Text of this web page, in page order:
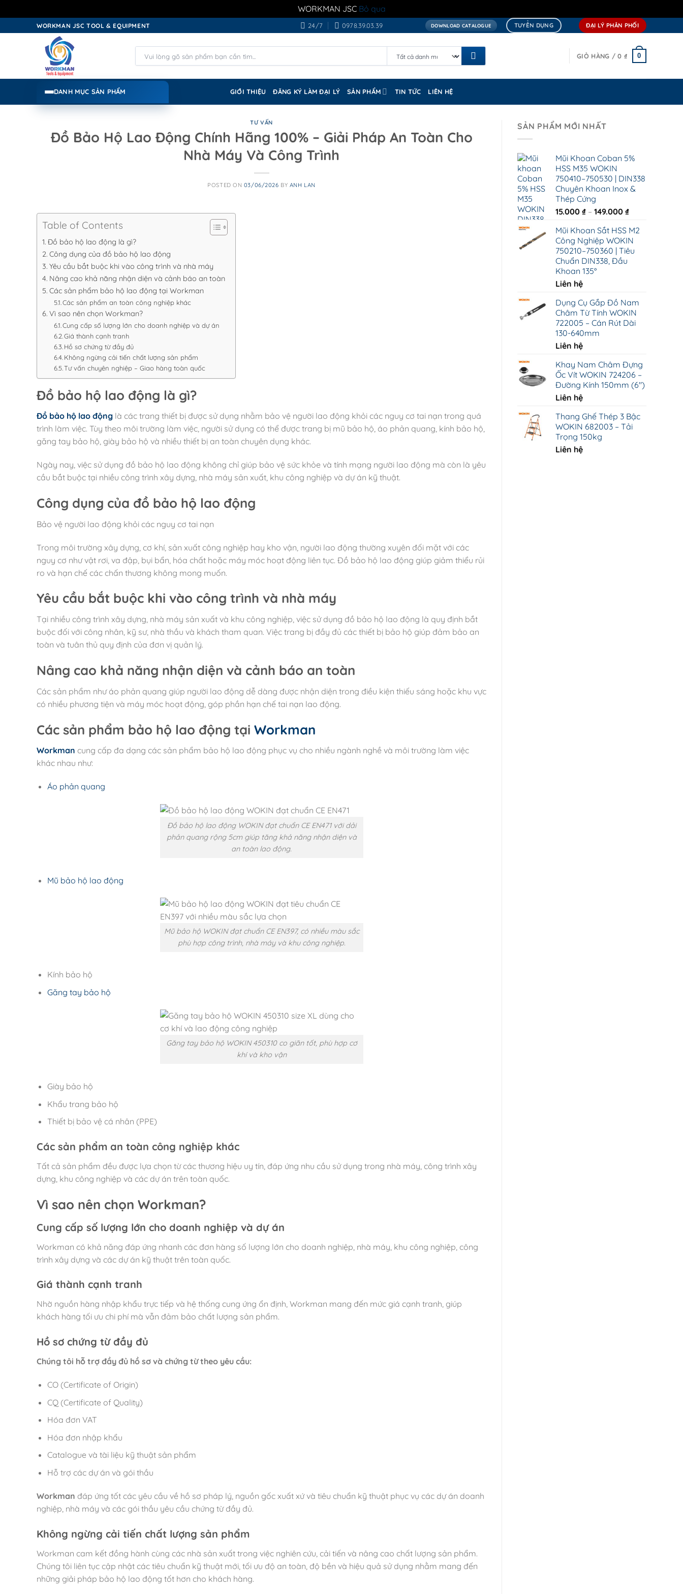
WORKMAN JSC Bỏ qua
to
WORKMAN JSC TOOL & EQUIPMENT 24/7 0978.39.03.39 DOWNLOAD CATALOGUE TUYỂN DỤNG ĐẠI LÝ PHÂN PHỐI
kiếm:
GIỎ HÀNG /0 ₫ 0
DANH MỤC SẢN PHẨM GIỚI THIỆU ĐĂNG KÝ LÀM ĐẠI LÝ SẢN PHẨM TIN TỨC LIÊN HỆ
TƯ VẤN
Đồ Bảo Hộ Lao Động Chính Hãng 100% – Giải Pháp An Toàn Cho
Nhà Máy Và Công Trình
POSTED ON 03/06/2026 BY ANH LAN
Table of Contents
Đồ bảo hộ lao động là gì?
Công dụng của đồ bảo hộ lao động
Yêu cầu bắt buộc khi vào công trình và nhà máy
Nâng cao khả năng nhận diện và cảnh báo an toàn
Các sản phẩm bảo hộ lao động tại Workman
Các sản phẩm an toàn công nghiệp khác
Vì sao nên chọn Workman?
Cung cấp số lượng lớn cho doanh nghiệp và dự án
Giá thành cạnh tranh
Hồ sơ chứng từ đầy đủ
Không ngừng cải tiến chất lượng sản phẩm
Tư vấn chuyên nghiệp – Giao hàng toàn quốc
Đồ bảo hộ lao động là gì?
Đồ bảo hộ lao động là các trang thiết bị được sử dụng nhằm bảo vệ người lao động khỏi các nguy cơ tai nạn trong quá
trình làm việc. Tùy theo môi trường làm việc, người sử dụng có thể được trang bị mũ bảo hộ, áo phản quang, kính bảo hộ,
găng tay bảo hộ, giày bảo hộ và nhiều thiết bị an toàn chuyên dụng khác.
Ngày nay, việc sử dụng đồ bảo hộ lao động không chỉ giúp bảo vệ sức khỏe và tính mạng người lao động mà còn là yêu
cầu bắt buộc tại nhiều công trình xây dựng, nhà máy sản xuất, khu công nghiệp và dự án kỹ thuật.
Công dụng của đồ bảo hộ lao động
Bảo vệ người lao động khỏi các nguy cơ tai nạn
Trong môi trường xây dựng, cơ khí, sản xuất công nghiệp hay kho vận, người lao động thường xuyên đối mặt với các
nguy cơ như vật rơi, va đập, bụi bẩn, hóa chất hoặc máy móc hoạt động liên tục. Đồ bảo hộ lao động giúp giảm thiểu rủi
ro và hạn chế các chấn thương không mong muốn.
Yêu cầu bắt buộc khi vào công trình và nhà máy
Tại nhiều công trình xây dựng, nhà máy sản xuất và khu công nghiệp, việc sử dụng đồ bảo hộ lao động là quy định bắt
buộc đối với công nhân, kỹ sư, nhà thầu và khách tham quan. Việc trang bị đầy đủ các thiết bị bảo hộ giúp đảm bảo an
toàn và tuân thủ quy định của đơn vị quản lý.
Nâng cao khả năng nhận diện và cảnh báo an toàn
Các sản phẩm như áo phản quang giúp người lao động dễ dàng được nhận diện trong điều kiện thiếu sáng hoặc khu vực
có nhiều phương tiện và máy móc hoạt động, góp phần hạn chế tai nạn lao động.
Các sản phẩm bảo hộ lao động tại Workman
Workman cung cấp đa dạng các sản phẩm bảo hộ lao động phục vụ cho nhiều ngành nghề và môi trường làm việc
khác nhau như:
Áo phản quang
Đồ bảo hộ lao động WOKIN đạt chuẩn CE EN471 với dải
phản quang rộng 5cm giúp tăng khả năng nhận diện và
an toàn lao động.
Mũ bảo hộ lao động
Mũ bảo hộ WOKIN đạt chuẩn CE EN397, có nhiều màu sắc
phù hợp công trình, nhà máy và khu công nghiệp.
Kính bảo hộ
Găng tay bảo hộ
Găng tay bảo hộ WOKIN 450310 co giãn tốt, phù hợp cơ
khí và kho vận
Giày bảo hộ
Khẩu trang bảo hộ
Thiết bị bảo vệ cá nhân (PPE)
Các sản phẩm an toàn công nghiệp khác
Tất cả sản phẩm đều được lựa chọn từ các thương hiệu uy tín, đáp ứng nhu cầu sử dụng trong nhà máy, công trình xây
dựng, khu công nghiệp và các dự án trên toàn quốc.
Vì sao nên chọn Workman?
Cung cấp số lượng lớn cho doanh nghiệp và dự án
Workman có khả năng đáp ứng nhanh các đơn hàng số lượng lớn cho doanh nghiệp, nhà máy, khu công nghiệp, công
trình xây dựng và các dự án kỹ thuật trên toàn quốc.
Giá thành cạnh tranh
Nhờ nguồn hàng nhập khẩu trực tiếp và hệ thống cung ứng ổn định, Workman mang đến mức giá cạnh tranh, giúp
khách hàng tối ưu chi phí mà vẫn đảm bảo chất lượng sản phẩm.
Hồ sơ chứng từ đầy đủ
Chúng tôi hỗ trợ đầy đủ hồ sơ và chứng từ theo yêu cầu:
CO (Certificate of Origin)
CQ (Certificate of Quality)
Hóa đơn VAT
Hóa đơn nhập khẩu
Catalogue và tài liệu kỹ thuật sản phẩm
Hỗ trợ các dự án và gói thầu
Workman đáp ứng tốt các yêu cầu về hồ sơ pháp lý, nguồn gốc xuất xứ và tiêu chuẩn kỹ thuật phục vụ các dự án doanh
nghiệp, nhà máy và các gói thầu yêu cầu chứng từ đầy đủ.
Không ngừng cải tiến chất lượng sản phẩm
Workman cam kết đồng hành cùng các nhà sản xuất trong việc nghiên cứu, cải tiến và nâng cao chất lượng sản phẩm.
Chúng tôi liên tục cập nhật các tiêu chuẩn kỹ thuật mới, tối ưu độ an toàn, độ bền và hiệu quả sử dụng nhằm mang đến
những giải pháp bảo hộ lao động tốt hơn cho khách hàng.
SẢN PHẨM MỚI NHẤT
Mũi Khoan Coban 5%
HSS M35 WOKIN
750410–750530 | DIN338
Chuyên Khoan Inox &
Thép Cứng
15.000 ₫ – 149.000 ₫Khoảng
từ
15.000 ₫
đến
Mũi Khoan Sắt HSS M2
Công Nghiệp WOKIN
750210–750360 | Tiêu
Chuẩn DIN338, Đầu
Khoan 135°
Liên hệ
Dụng Cụ Gắp Đồ Nam
Châm Từ Tính WOKIN
722005 – Cán Rút Dài
130-640mm
Liên hệ
Khay Nam Châm Đựng
Ốc Vít WOKIN 724206 –
Đường Kính 150mm (6")
Liên hệ
Thang Ghế Thép 3 Bậc
WOKIN 682003 – Tải
Trọng 150kg
Liên hệ